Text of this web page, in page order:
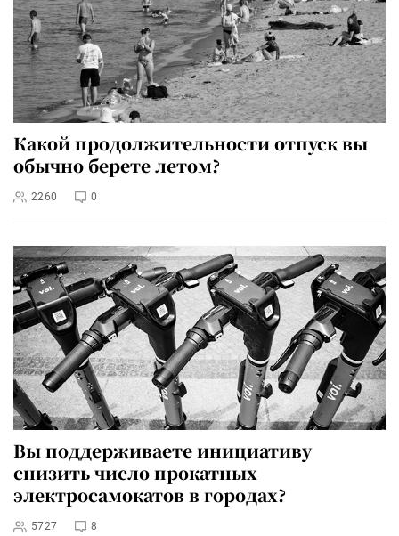
Какой продолжительности отпуск вы
обычно берете летом?
2260 0
Вы поддерживаете инициативу
снизить число прокатных
электросамокатов в городах?
5727 8